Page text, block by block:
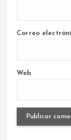
Correo
Web